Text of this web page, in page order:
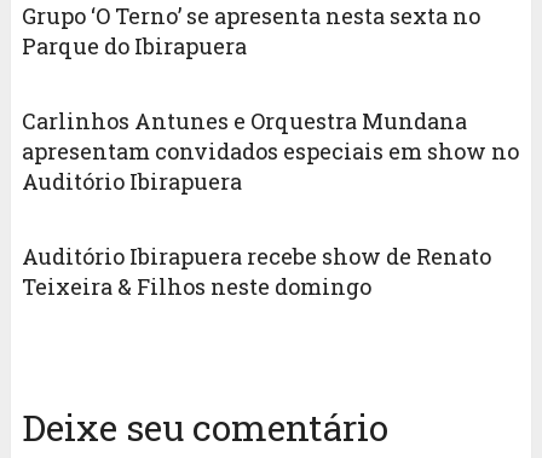
Grupo ‘O Terno’ se apresenta nesta sexta no
Parque do Ibirapuera
Carlinhos Antunes e Orquestra Mundana
apresentam convidados especiais em show no
Auditório Ibirapuera
Auditório Ibirapuera recebe show de Renato
Teixeira & Filhos neste domingo
Deixe seu comentário